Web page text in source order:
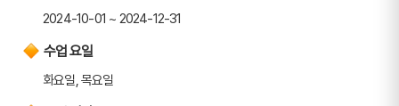
2024-10-01 ~ 2024-12-31
수업 요일
화요일, 목요일